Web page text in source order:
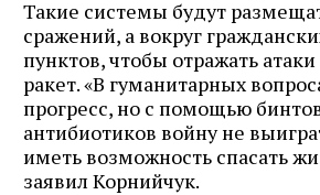
Такие системы будут
сражений, а вокруг
пунктов, чтобы отражать
ракет. «В гуманитарных
прогресс, но с помощью
антибиотиков войну не
иметь возможность спасать
заявил Корнийчук.